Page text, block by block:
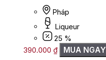
Pháp
Liqueur
25 %
390.000 ₫ MUA NGAY